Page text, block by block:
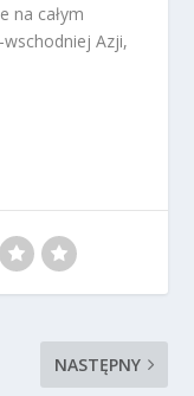
na całym
Azji,
NASTĘPNY